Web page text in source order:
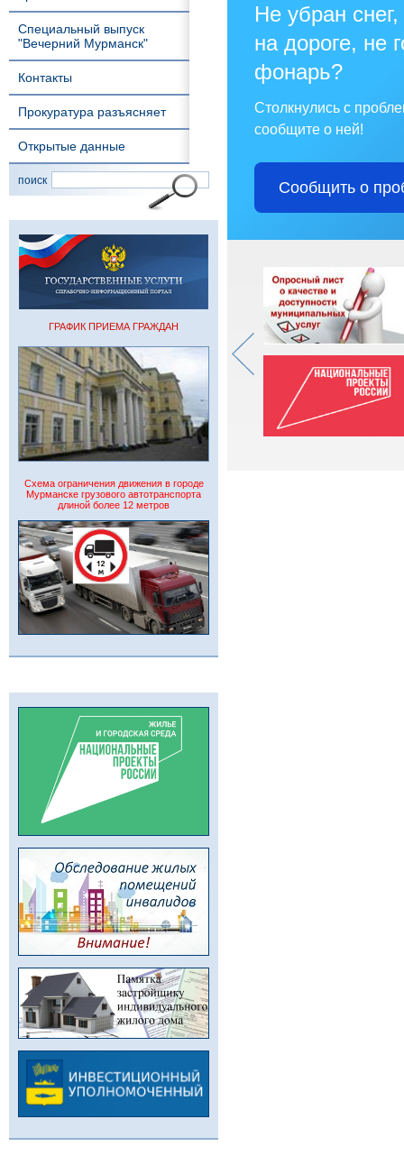
Специальный выпуск
"Вечерний Мурманск"
Контакты
Прокуратура разъясняет
Открытые данные
поиск
ГРАФИК ПРИЕМА ГРАЖДАН
Схема ограничения движения в городе
Мурманске грузового автотранспорта
длиной более 12 метров
Не убран
на дороге, не
фонарь?
Столкнулись с
сообщите о ней!
Сообщить о